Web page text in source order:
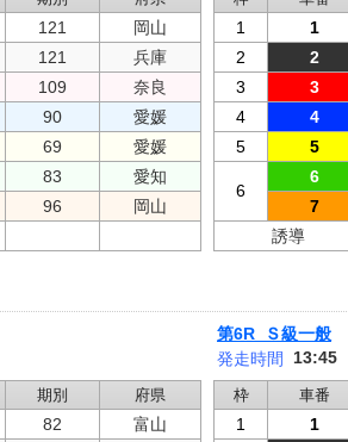
121
岡山
121
兵庫
109
奈良
90
愛媛
69 愛媛
83
愛知
96
岡山
1 1
2
2
3
3
4
4
5
5
6
6
7
誘導
期別 府県
82
富山
第6R Ｓ級一般
発走時間
13:45
枠 車番
1 1